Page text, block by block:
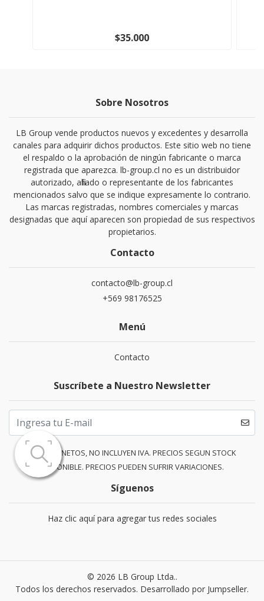
$35.000
Sobre Nosotros
LB Group vende productos nuevos y excedentes y desarrolla
canales para adquirir dichos productos. Este sitio web no tiene
el respaldo o la aprobación de ningún fabricante o marca
registrada que aparezca. lb-group.cl no es un distribuidor
autorizado, afiliado o representante de los fabricantes
mencionados salvo que se indique expresamente lo contrario.
Las marcas registradas, nombres comerciales y marcas
designadas que aquí aparecen son propiedad de sus respectivos
propietarios.
Contacto
contacto@lb-group.cl
+569 98176525
Menú
Contacto
Suscríbete a Nuestro Newsletter
PRECIOS NETOS, NO INCLUYEN IVA. PRECIOS SEGUN STOCK
DISPONIBLE. PRECIOS PUEDEN SUFRIR VARIACIONES.
Síguenos
Haz clic aquí para agregar tus redes sociales
© 2026 LB Group Ltda..
Todos los derechos reservados. Desarrollado por Jumpseller.